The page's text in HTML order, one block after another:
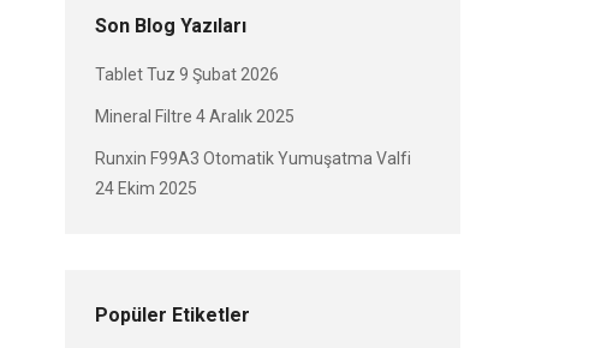
Son Blog Yazıları
Tablet Tuz 9 Şubat 2026
Mineral Filtre 4 Aralık 2025
Runxin F99A3 Otomatik Yumuşatma Valfi
24 Ekim 2025
Popüler Etiketler